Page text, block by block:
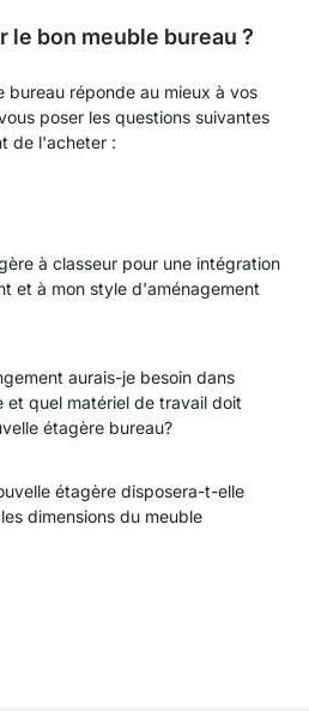
le bon meuble bureau ?
bureau réponde au mieux à vos
poser les questions suivantes
de l'acheter :
à classeur pour une intégration
et à mon style d'aménagement
aurais-je besoin dans
et quel matériel de travail doit
étagère bureau?
étagère disposera-t-elle
dimensions du meuble